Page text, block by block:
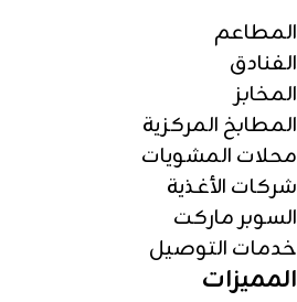
المطاعم
الفنادق
المخابز
المطابخ المركزية
محلات المشويات
شركات الأغذية
السوبر ماركت
خدمات التوصيل
المميزات